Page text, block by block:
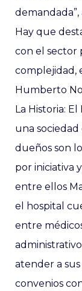
Hay que
con el sector
complejidad,
Humberto
La Historia:
una
dueños son
por iniciativa
entre ellos
el hospital
entre
atender a sus
convenios